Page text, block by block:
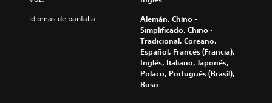
Idiomas de pantalla:
Alemán, Chino -
Simplificado, Chino -
Tradicional, Coreano,
Español, Francés (Francia),
Inglés, Italiano, Japonés,
Polaco, Portugués (Brasil),
Ruso